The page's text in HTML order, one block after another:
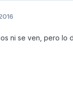
ni se ven, pero lo